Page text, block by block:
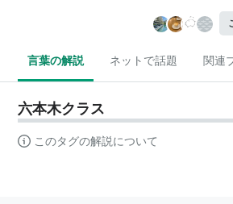
言葉の解説 ネットで話題 関連
六本木クラス
このタグの解説について